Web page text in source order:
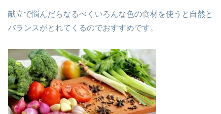
献立で悩んだらなるべくいろんな色の食材を使うと自然と
バランスがとれてくるのでおすすめです。